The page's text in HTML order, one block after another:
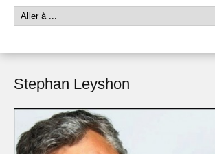
Stephan Leyshon